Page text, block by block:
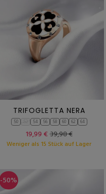
TRIFOGLETTA NERA
50 54 56 58 60 62 64
19,99 €39,98 €
Weniger als 15 Stück auf Lager
-50%